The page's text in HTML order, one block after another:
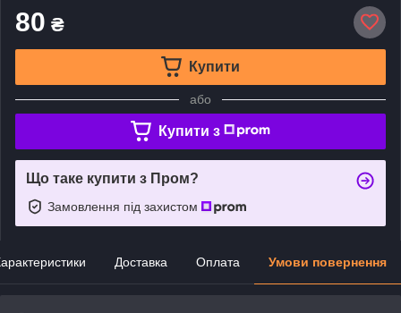
80 ₴
Купити
або
Купити з
Що таке купити з Пром?
Замовлення під захистом
Доставка Оплата Умови повернення